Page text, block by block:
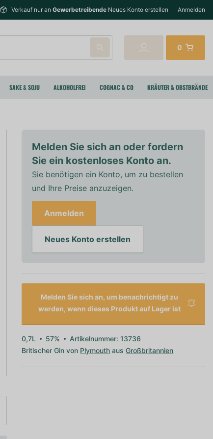
Verkauf nur an Gewerbetreibende Neues Konto erstellen Anmelden
0
SAKE & SOJU ALKOHOLFREI COGNAC & CO KRÄUTER & OBSTBRÄNDE
Melden Sie sich an oder fordern
Sie ein kostenloses Konto an.
Sie benötigen ein Konto, um zu bestellen
und Ihre Preise anzuzeigen.
Anmelden
Neues Konto erstellen
Melden Sie sich an, um benachrichtigt zu
werden, wenn dieses Produkt auf Lager ist
0,7L 57%
Artikelnummer: 13736
Britischer Gin von Plymouth ausGroßbritannien